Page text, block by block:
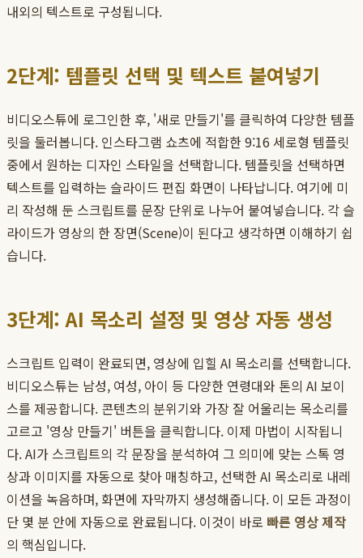
내외의 텍스트로 구성됩니다.
2단계: 템플릿 선택 및 텍스트 붙여넣기
비디오스튜에 로그인한 후, '새로 만들기'를 클릭하여 다양한 템플
릿을 둘러봅니다. 인스타그램 쇼츠에 적합한 9:16 세로형 템플릿
중에서 원하는 디자인 스타일을 선택합니다. 템플릿을 선택하면
텍스트를 입력하는 슬라이드 편집 화면이 나타납니다. 여기에 미
리 작성해 둔 스크립트를 문장 단위로 나누어 붙여넣습니다. 각 슬
라이드가 영상의 한 장면(Scene)이 된다고 생각하면 이해하기 쉽
습니다.
3단계: AI 목소리 설정 및 영상 자동 생성
스크립트 입력이 완료되면, 영상에 입힐 AI 목소리를 선택합니다.
비디오스튜는 남성, 여성, 아이 등 다양한 연령대와 톤의 AI 보이
스를 제공합니다. 콘텐츠의 분위기와 가장 잘 어울리는 목소리를
고르고 '영상 만들기' 버튼을 클릭합니다. 이제 마법이 시작됩니
다. AI가 스크립트의 각 문장을 분석하여 그 의미에 맞는 스톡 영
상과 이미지를 자동으로 찾아 매칭하고, 선택한 AI 목소리로 내레
이션을 녹음하며, 화면에 자막까지 생성해줍니다. 이 모든 과정이
단 몇 분 안에 자동으로 완료됩니다. 이것이 바로 빠른 영상 제작
의 핵심입니다.